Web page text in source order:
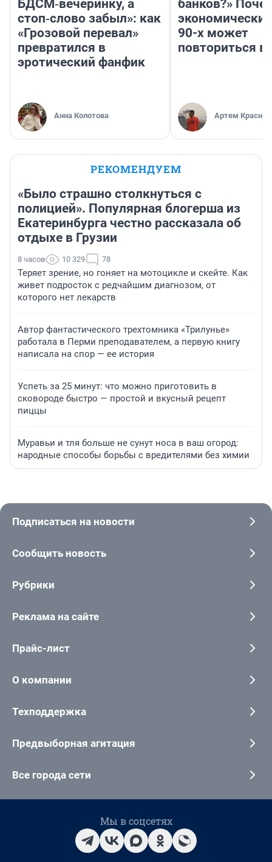
БДСМ‑вечеринку, а
стоп‑слово забыл»: как
«Грозовой перевал»
превратился в
эротический фанфик
Анна Колотова
банков?»
90-х может
повториться
Артем Краснов
РЕКОМЕНДУЕМ
«Было страшно столкнуться с
полицией». Популярная блогерша из
Екатеринбурга честно рассказала об
отдыхе в Грузии
8 часов 10 329 78
Теряет зрение, но гоняет на мотоцикле и скейте. Как
живет подросток с редчайшим диагнозом, от
которого нет лекарств
Автор фантастического трехтомника «Трилунье»
работала в Перми преподавателем, а первую книгу
написала на спор — ее история
Успеть за 25 минут: что можно приготовить в
сковороде быстро — простой и вкусный рецепт
пиццы
Муравьи и тля больше не сунут носа в ваш огород:
народные способы борьбы с вредителями без химии
Подписаться на новости
Сообщить новость
Рубрики
Реклама на сайте
Прайс-лист
О компании
Техподдержка
Предвыборная агитация
Все города сети
Мы в соцсетях